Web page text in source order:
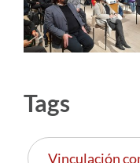
Tags
Vinculación